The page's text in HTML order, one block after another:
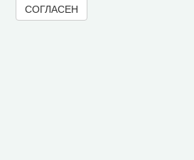
СОГЛАСЕН